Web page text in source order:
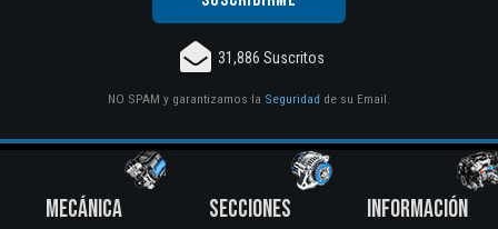
31,886 Suscritos
NO SPAM y garantizamos la Seguridad de su Email.
MECÁNICA
SECCIONES
INFORMACIÓN